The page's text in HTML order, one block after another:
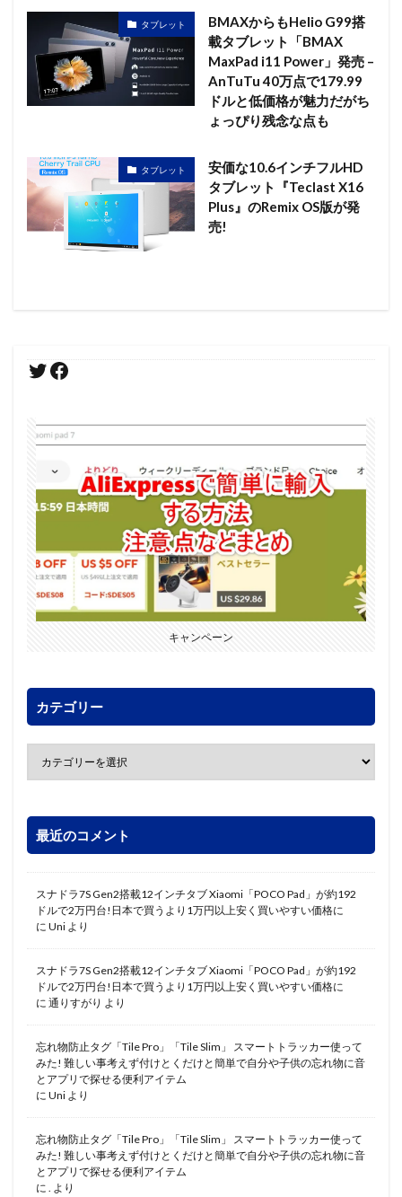
タブレット
BMAXからもHelio G99搭
載タブレット「BMAX
MaxPad i11 Power」発売 –
AnTuTu 40万点で179.99
ドルと低価格が魅力だがち
ょっぴり残念な点も
タブレット
安価な10.6インチフルHD
タブレット『Teclast X16
Plus』のRemix OS版が発
売!
キャンペーン
カテゴリー
最近のコメント
スナドラ7S Gen2搭載12インチタブ Xiaomi「POCO Pad」が約192
ドルで2万円台!日本で買うより1万円以上安く買いやすい価格に
に Uni より
スナドラ7S Gen2搭載12インチタブ Xiaomi「POCO Pad」が約192
ドルで2万円台!日本で買うより1万円以上安く買いやすい価格に
に 通りすがり より
忘れ物防止タグ「Tile Pro」「Tile Slim」 スマートトラッカー使って
みた! 難しい事考えず付けとくだけと簡単で自分や子供の忘れ物に音
とアプリで探せる便利アイテム
に Uni より
忘れ物防止タグ「Tile Pro」「Tile Slim」 スマートトラッカー使って
みた! 難しい事考えず付けとくだけと簡単で自分や子供の忘れ物に音
とアプリで探せる便利アイテム
に
より